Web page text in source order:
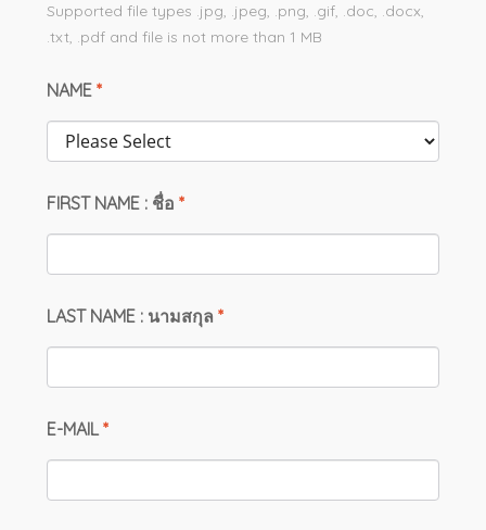
Supported file types .jpg, .jpeg, .png, .gif, .doc, .docx,
.txt, .pdf and file is not more than 1 MB
NAME *
FIRST NAME : ชื่อ *
LAST NAME : นามสกุล *
E-MAIL *